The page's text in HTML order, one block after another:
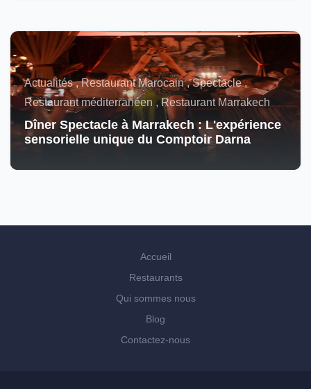
Actualités , Restaurant Marocain , Spectacle ,
Restaurant méditerranéen , Restaurant Marrakech
Dîner Spectacle à Marrakech : L'expérience
sensorielle unique du Comptoir Darna
Accueil
Restaurants
Qui sommes nous
Blog
Contactez-nous